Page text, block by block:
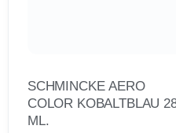
SCHMINCKE AERO
COLOR KOBALTBLAU
ML.